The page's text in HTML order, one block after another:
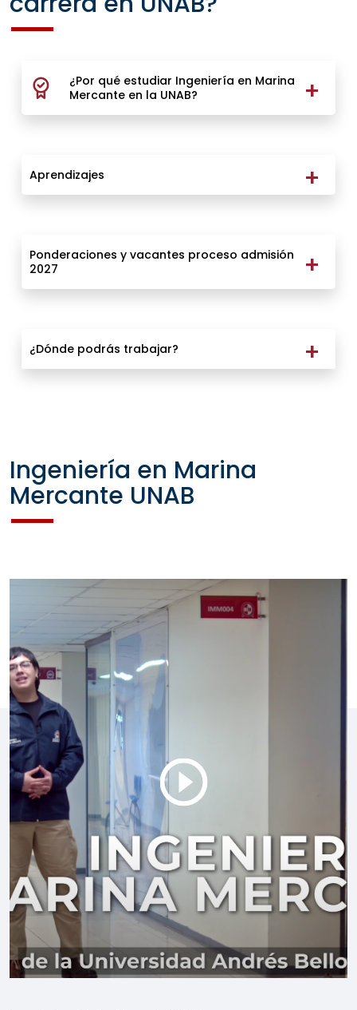
¿Por qué estudiar Ingeniería en Marina
Mercante en la UNAB?
Aprendizajes
Ponderaciones y vacantes proceso admisión
2027
¿Dónde podrás trabajar?
Ingeniería en Marina
Mercante UNAB